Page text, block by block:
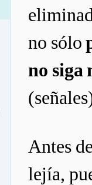
no sólo
no siga
Antes
lejía,